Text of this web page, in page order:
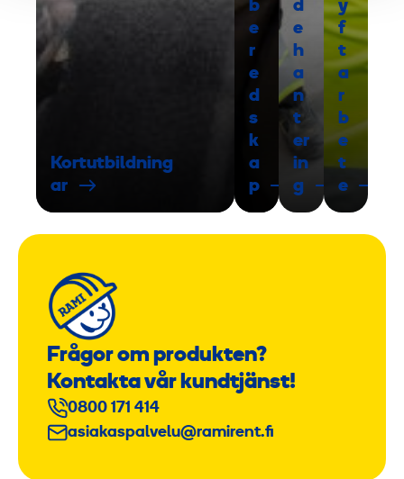
Kortutbildning
ar
b
e
r
e
d
s
k
a
p
d
e
h
a
n
t
er
in
g
y
f
t
a
r
b
e
t
e
Frågor om produkten?
Kontakta vår kundtjänst!
0800 171 414
asiakaspalvelu@ramirent.fi